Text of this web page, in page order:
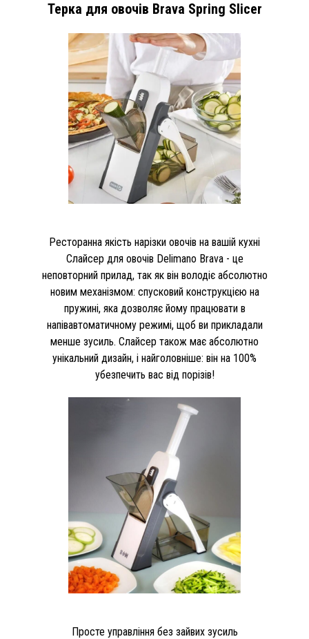
Терка для овочів Brava Spring Slicer
Ресторанна якість нарізки овочів на вашій кухні
Слайсер для овочів Delimano Brava - це
неповторний прилад, так як він володіє абсолютно
новим механізмом: спусковий конструкцією на
пружині, яка дозволяє йому працювати в
напівавтоматичному режимі, щоб ви прикладали
менше зусиль. Слайсер також має абсолютно
унікальний дизайн, і найголовніше: він на 100%
убезпечить вас від порізів!
Просте управління без зайвих зусиль